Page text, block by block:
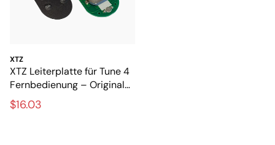
XTZ
XTZ Leiterplatte für Tune 4
Fernbedienung – Original-
Ersatzteil für die
Fernbedienung
$16.03